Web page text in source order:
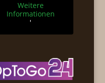
Weitere
Informationen
'